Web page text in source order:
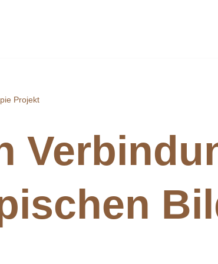
Projekt